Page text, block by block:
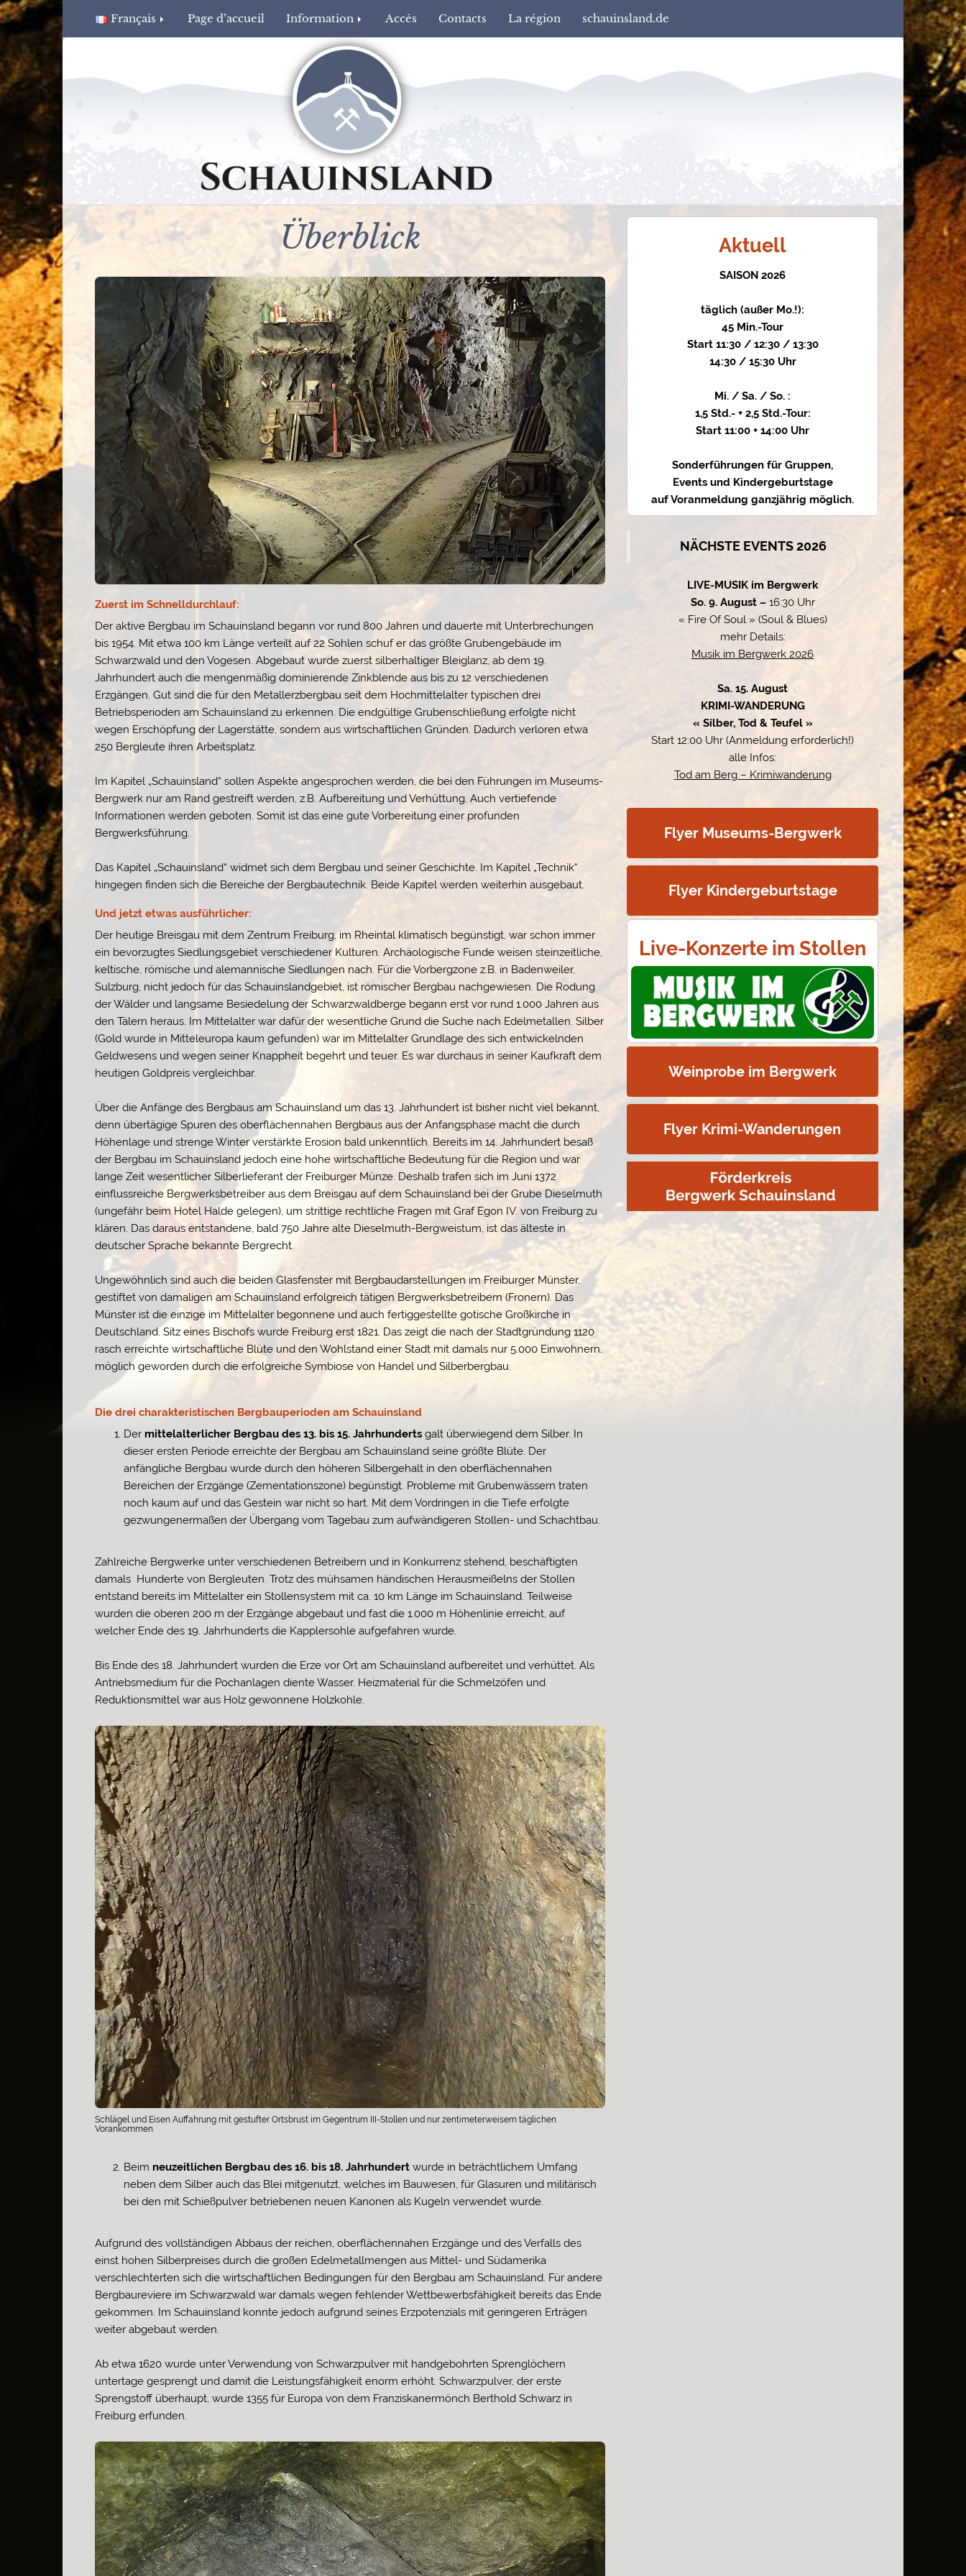
Français Page d’accueil Information Accès Contacts La région schauinsland.de
Überblick
Zuerst im Schnelldurchlauf:
Der aktive Bergbau im Schauinsland begann vor rund 800 Jahren und dauerte mit Unterbrechungen
bis 1954. Mit etwa 100 km Länge verteilt auf 22 Sohlen schuf er das größte Grubengebäude im
Schwarzwald und den Vogesen. Abgebaut wurde zuerst silberhaltiger Bleiglanz, ab dem 19.
Jahrhundert auch die mengenmäßig dominierende Zinkblende aus bis zu 12 verschiedenen
Erzgängen. Gut sind die für den Metallerzbergbau seit dem Hochmittelalter typischen drei
Betriebsperioden am Schauinsland zu erkennen. Die endgültige Grubenschließung erfolgte nicht
wegen Erschöpfung der Lagerstätte, sondern aus wirtschaftlichen Gründen. Dadurch verloren etwa
250 Bergleute ihren Arbeitsplatz.
Im Kapitel „Schauinsland“ sollen Aspekte angesprochen werden, die bei den Führungen im Museums-
Bergwerk nur am Rand gestreift werden, z.B. Aufbereitung und Verhüttung. Auch vertiefende
Informationen werden geboten. Somit ist das eine gute Vorbereitung einer profunden
Bergwerksführung.
Das Kapitel „Schauinsland“ widmet sich dem Bergbau und seiner Geschichte. Im Kapitel „Technik“
hingegen finden sich die Bereiche der Bergbautechnik. Beide Kapitel werden weiterhin ausgebaut.
Und jetzt etwas ausführlicher:
Der heutige Breisgau mit dem Zentrum Freiburg, im Rheintal klimatisch begünstigt, war schon immer
ein bevorzugtes Siedlungsgebiet verschiedener Kulturen. Archäologische Funde weisen steinzeitliche,
keltische, römische und alemannische Siedlungen nach. Für die Vorbergzone z.B. in Badenweiler,
Sulzburg, nicht jedoch für das Schauinslandgebiet, ist römischer Bergbau nachgewiesen. Die Rodung
der Wälder und langsame Besiedelung der Schwarzwaldberge begann erst vor rund 1.000 Jahren aus
den Tälern heraus. Im Mittelalter war dafür der wesentliche Grund die Suche nach Edelmetallen. Silber
(Gold wurde in Mitteleuropa kaum gefunden) war im Mittelalter Grundlage des sich entwickelnden
Geldwesens und wegen seiner Knappheit begehrt und teuer. Es war durchaus in seiner Kaufkraft dem
heutigen Goldpreis vergleichbar.
Über die Anfänge des Bergbaus am Schauinsland um das 13. Jahrhundert ist bisher nicht viel bekannt,
denn übertägige Spuren des oberflächennahen Bergbaus aus der Anfangsphase macht die durch
Höhenlage und strenge Winter verstärkte Erosion bald unkenntlich. Bereits im 14. Jahrhundert besaß
der Bergbau im Schauinsland jedoch eine hohe wirtschaftliche Bedeutung für die Region und war
lange Zeit wesentlicher Silberlieferant der Freiburger Münze. Deshalb trafen sich im Juni 1372
einflussreiche Bergwerksbetreiber aus dem Breisgau auf dem Schauinsland bei der Grube Dieselmuth
(ungefähr beim Hotel Halde gelegen), um strittige rechtliche Fragen mit Graf Egon IV. von Freiburg zu
klären. Das daraus entstandene, bald 750 Jahre alte Dieselmuth-Bergweistum, ist das älteste in
deutscher Sprache bekannte Bergrecht.
Ungewöhnlich sind auch die beiden Glasfenster mit Bergbaudarstellungen im Freiburger Münster,
gestiftet von damaligen am Schauinsland erfolgreich tätigen Bergwerksbetreibern (Fronern). Das
Münster ist die einzige im Mittelalter begonnene und auch fertiggestellte gotische Großkirche in
Deutschland. Sitz eines Bischofs wurde Freiburg erst 1821. Das zeigt die nach der Stadtgründung 1120
rasch erreichte wirtschaftliche Blüte und den Wohlstand einer Stadt mit damals nur 5.000 Einwohnern,
möglich geworden durch die erfolgreiche Symbiose von Handel und Silberbergbau.
Die drei charakteristischen Bergbauperioden am Schauinsland
Der mittelalterlicher Bergbau des 13. bis 15. Jahrhunderts galt überwiegend dem Silber. In
dieser ersten Periode erreichte der Bergbau am Schauinsland seine größte Blüte. Der
anfängliche Bergbau wurde durch den höheren Silbergehalt in den oberflächennahen
Bereichen der Erzgänge (Zementationszone) begünstigt. Probleme mit Grubenwässern traten
noch kaum auf und das Gestein war nicht so hart. Mit dem Vordringen in die Tiefe erfolgte
gezwungenermaßen der Übergang vom Tagebau zum aufwändigeren Stollen- und Schachtbau.
Zahlreiche Bergwerke unter verschiedenen Betreibern und in Konkurrenz stehend, beschäftigten
damals Hunderte von Bergleuten. Trotz des mühsamen händischen Herausmeißelns der Stollen
entstand bereits im Mittelalter ein Stollensystem mit ca. 10 km Länge im Schauinsland. Teilweise
wurden die oberen 200 m der Erzgänge abgebaut und fast die 1.000 m Höhenlinie erreicht, auf
welcher Ende des 19. Jahrhunderts die Kapplersohle aufgefahren wurde.
Bis Ende des 18. Jahrhundert wurden die Erze vor Ort am Schauinsland aufbereitet und verhüttet. Als
Antriebsmedium für die Pochanlagen diente Wasser. Heizmaterial für die Schmelzöfen und
Reduktionsmittel war aus Holz gewonnene Holzkohle.
Schlägel und Eisen Auffahrung mit gestufter Ortsbrust im Gegentrum III-Stollen und nur zentimeterweisem täglichen
Vorankommen.
Beim neuzeitlichen Bergbau des 16. bis 18. Jahrhundert wurde in beträchtlichem Umfang
neben dem Silber auch das Blei mitgenutzt, welches im Bauwesen, für Glasuren und militärisch
bei den mit Schießpulver betriebenen neuen Kanonen als Kugeln verwendet wurde.
Aufgrund des vollständigen Abbaus der reichen, oberflächennahen Erzgänge und des Verfalls des
einst hohen Silberpreises durch die großen Edelmetallmengen aus Mittel- und Südamerika
verschlechterten sich die wirtschaftlichen Bedingungen für den Bergbau am Schauinsland. Für andere
Bergbaureviere im Schwarzwald war damals wegen fehlender Wettbewerbsfähigkeit bereits das Ende
gekommen. Im Schauinsland konnte jedoch aufgrund seines Erzpotenzials mit geringeren Erträgen
weiter abgebaut werden.
Ab etwa 1620 wurde unter Verwendung von Schwarzpulver mit handgebohrten Sprenglöchern
untertage gesprengt und damit die Leistungsfähigkeit enorm erhöht. Schwarzpulver, der erste
Sprengstoff überhaupt, wurde 1355 für Europa von dem Franziskanermönch Berthold Schwarz in
Freiburg erfunden.
Aktuell
SAISON 2026
täglich (außer Mo.!):
45 Min.-Tour
Start 11:30 / 12:30 / 13:30
14:30 / 15:30 Uhr
Mi. / Sa. / So. :
1,5 Std.- + 2,5 Std.-Tour:
Start 11:00 + 14:00 Uhr
Sonderführungen für Gruppen,
Events und Kindergeburtstage
auf Voranmeldung ganzjährig möglich.
NÄCHSTE EVENTS 2026
LIVE-MUSIK im Bergwerk
So. 9. August – 16:30 Uhr
« Fire Of Soul » (Soul & Blues)
mehr Details:
Musik im Bergwerk 2026
Sa. 15. August
KRIMI-WANDERUNG
« Silber, Tod & Teufel »
Start 12:00 Uhr (Anmeldung erforderlich!)
alle Infos:
Tod am Berg – Krimiwanderung
Flyer Museums-Bergwerk
Flyer Kindergeburtstage
Live-Konzerte im Stollen
Weinprobe im Bergwerk
Flyer Krimi-Wanderungen